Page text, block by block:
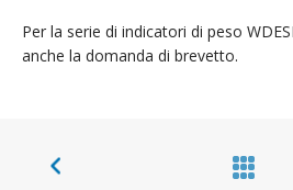
Per la serie di indicatori di peso
anche la domanda di brevetto.